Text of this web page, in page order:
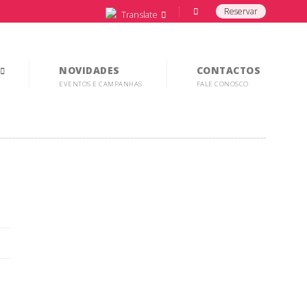
Reservar
Translate
NOVIDADES
EVENTOS E CAMPANHAS
CONTACTOS
FALE CONOSCO